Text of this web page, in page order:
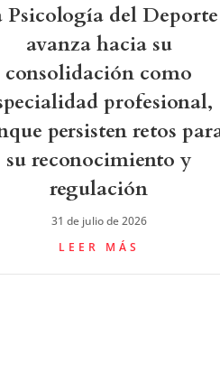
Psicología del Deporte
avanza hacia su
consolidación como
profesional,
persisten retos
su reconocimiento y
regulación
31 de julio de 2026
LEER MÁS